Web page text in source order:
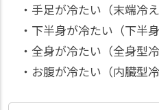
・手足が冷たい（末端冷え
・下半身が冷たい（下半身
・全身が冷たい（全身型冷
・お腹が冷たい（内臓型冷